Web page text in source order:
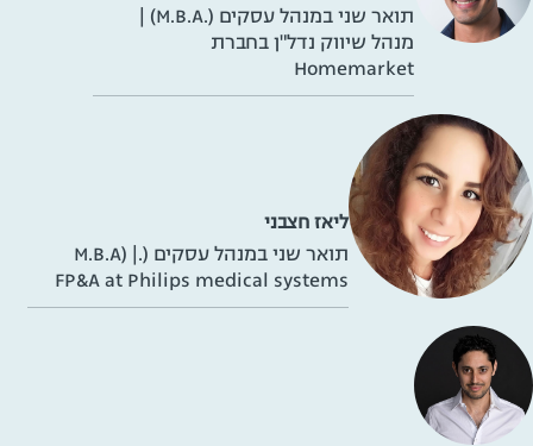
תואר שני במנהל עסקים (.M.B.A) |
מנהל שיווק נדל"ן בחברת
Homemarket
ליאז חצבני
תואר שני במנהל עסקים (.M.B.A) |
FP&A at Philips medical systems